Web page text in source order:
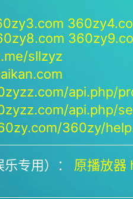
sllzyz
api.php/
api.php/
360zy/
专用）： 原播放